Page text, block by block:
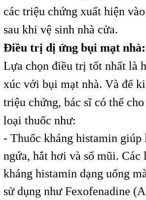
các triệu chứng xuất hiện
sau khi vệ sinh nhà cửa.
Điều trị dị ứng bụi mạt nhà:
Lựa chọn điều trị tốt nhất là
xúc với bụi mạt nhà. Và để
triệu chứng, bác sĩ có thể
loại thuốc như:
- Thuốc kháng histamin giúp
ngứa, hắt hơi và sổ mũi. Các
kháng histamin dạng uống
sử dụng như Fexofenadine